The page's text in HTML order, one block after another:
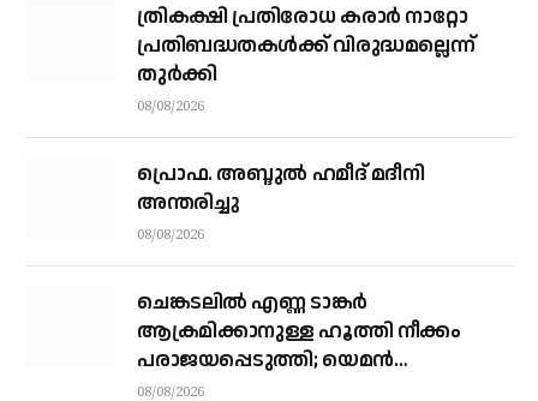
ത്രികക്ഷി പ്രതിരോധ കരാര്‍ നാറ്റോ
പ്രതിബദ്ധതകള്‍ക്ക് വിരുദ്ധമല്ലെന്ന്
തുര്‍ക്കി
08/08/2026
പ്രൊഫ. അബ്ദുൽ ഹമീദ് മദീനി
അന്തരിച്ചു
08/08/2026
ചെങ്കടലില്‍ എണ്ണ ടാങ്കര്‍
ആക്രമിക്കാനുള്ള ഹൂത്തി നീക്കം
പരാജയപ്പെടുത്തി; യെമൻ
സംഘർഷത്തിലേക്ക് നീങ്ങുന്നുവെന്ന്
08/08/2026